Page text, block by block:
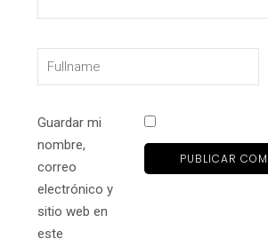
Guardar mi
nombre,
correo
electrónico y
sitio web en
este